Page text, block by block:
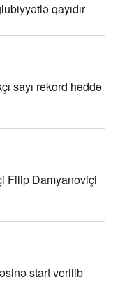
qayıdır
sayı rekord həddə
Filip Damyanoviçi
start verilib